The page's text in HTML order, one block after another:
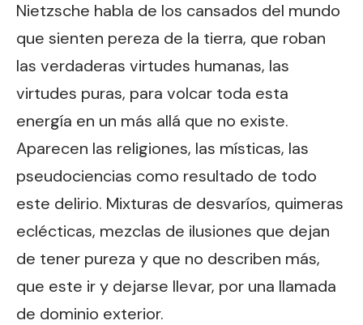
Nietzsche habla de los cansados del mundo
que sienten pereza de la tierra, que roban
las verdaderas virtudes humanas, las
virtudes puras, para volcar toda esta
energía en un más allá que no existe.
Aparecen las religiones, las místicas, las
pseudociencias como resultado de todo
este delirio. Mixturas de desvaríos, quimeras
eclécticas, mezclas de ilusiones que dejan
de tener pureza y que no describen más,
que este ir y dejarse llevar, por una llamada
de dominio exterior.